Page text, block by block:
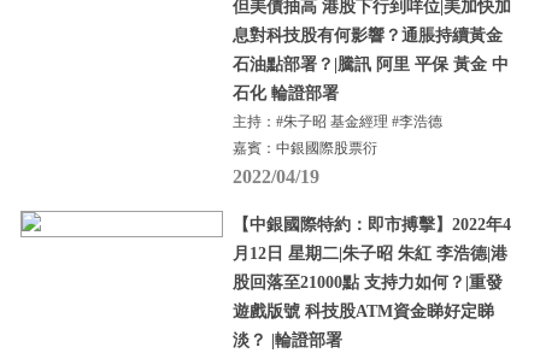
但美債抽高 港股下行到咩位|美加快加
息對科技股有何影響？通脹持續黃金
石油點部署？|騰訊 阿里 平保 黃金 中
石化 輪證部署
主持：#朱子昭 基金經理 #李浩德
嘉賓：中銀國際股票衍
2022/04/19
【中銀國際特約：即市搏擊】2022年4
月12日 星期二|朱子昭 朱紅 李浩德|港
股回落至21000點 支持力如何？|重發
遊戲版號 科技股ATM資金睇好定睇
淡？ |輪證部署